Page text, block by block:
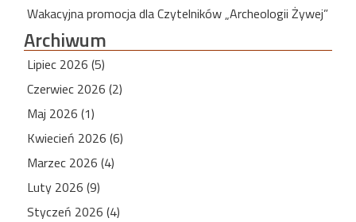
Wakacyjna promocja dla Czytelników „Archeologii Żywej”
Archiwum
Lipiec 2026 (5)
Czerwiec 2026 (2)
Maj 2026 (1)
Kwiecień 2026 (6)
Marzec 2026 (4)
Luty 2026 (9)
Styczeń 2026 (4)